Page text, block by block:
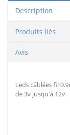
Description
Produits liés
Avis
Leds câblées fil
de 3v jusqu'à 12v.